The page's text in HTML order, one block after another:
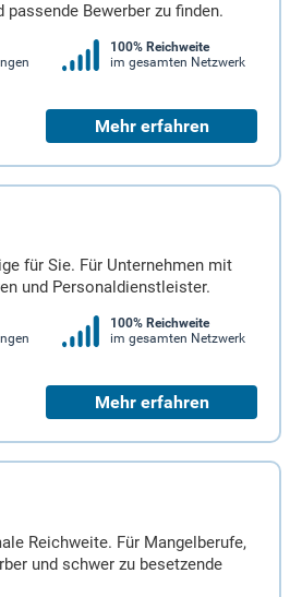
Bewerber zu finden.
100% Reichweite
im gesamten Netzwerk
Mehr erfahren
für Sie. Für Unternehmen mit
und Personaldienstleister.
100% Reichweite
im gesamten Netzwerk
Mehr erfahren
Reichweite. Für Mangelberufe,
und schwer zu besetzende